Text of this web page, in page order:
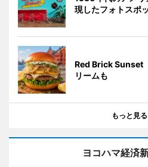
現したフォトスポ
Red Brick Sunset
リームも
もっと見る
ヨコハマ経済